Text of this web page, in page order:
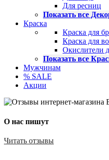
Для ресниц
Показать все
Краска
Краска для
Краска для
Окислители
Показать все
Мужчинам
% SALE
Акции
О нас пишут
Читать отзывы